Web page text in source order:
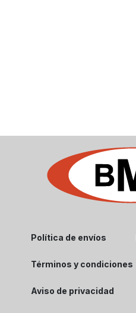
Política de envíos
Términos y condiciones
Aviso de privacidad